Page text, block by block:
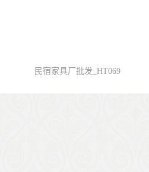
民宿家具厂批发_HT069